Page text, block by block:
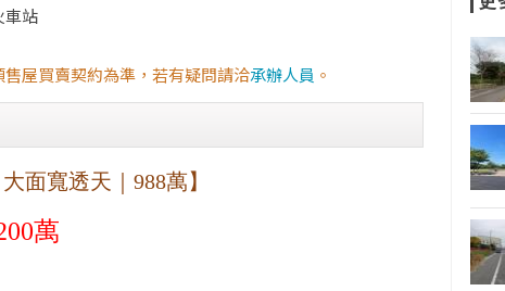
車站
屋買賣契約為準，若有疑問請洽承辦人員 。